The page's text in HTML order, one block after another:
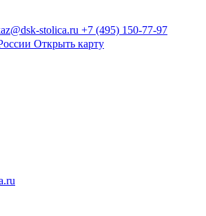
stolica.ru +7 (495) 150-77-97
Открыть карту